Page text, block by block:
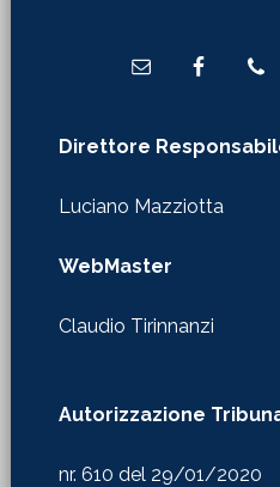
Direttore
Luciano Mazziotta
WebMaster
Claudio Tirinnanzi
Autorizzazione
nr. 610 del 29/01/2020